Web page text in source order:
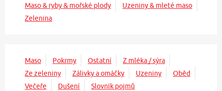
Maso & ryby & mořské plody
Uzeniny & mleté maso
Zelenina
Maso Pokrmy Ostatní
Z mléka / sýra
Ze zeleniny
Zálivky a omáčky Uzeniny
Oběd
Večeře
Dušení Slovník pojmů